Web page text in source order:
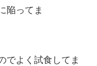
陥ってま
でよく試食してま